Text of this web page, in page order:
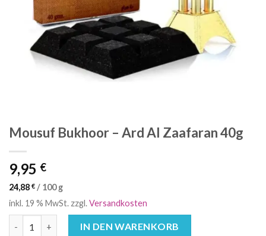
Mousuf Bukhoor – Ard Al Zaafaran 40g
9,95 €
24,88 € / 100 g
inkl. 19 % MwSt. zzgl.Versandkosten
IN DEN WARENKORB